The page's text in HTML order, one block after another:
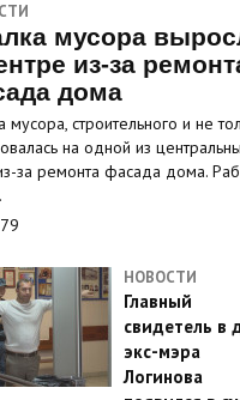
мусора
из-за
дома
мусора, строительного и не
на одной из
за ремонта фасада дома.
НОВОСТИ
Главный
свидетель в
экс-мэра
Логинова